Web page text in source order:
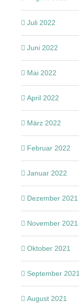
Juli 2022
Juni 2022
Mai 2022
April 2022
März 2022
Februar 2022
Januar 2022
Dezember 2021
November 2021
Oktober 2021
September 2021
August 2021